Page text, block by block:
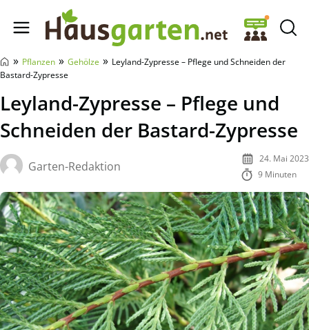
Hausgarten.net
» Pflanzen » Gehölze » Leyland-Zypresse – Pflege und Schneiden der
Bastard-Zypresse
Leyland-Zypresse – Pflege und
Schneiden der Bastard-Zypresse
Garten-Redaktion
24. Mai 2023
9 Minuten